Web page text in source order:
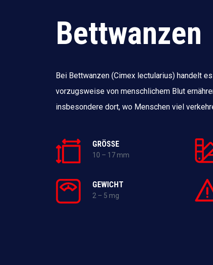
Bettwanzen
Bei Bettwanzen (Cimex lectularius) handelt
vorzugsweise von menschlichem Blut
insbesondere dort, wo Menschen viel
GRÖSSE
10 – 17 mm
GEWICHT
2 – 5 mg